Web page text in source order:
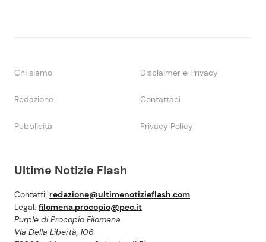
Ultime Notizie Flash
Contatti: redazione@ultimenotizieflash.com
Legal: filomena.procopio@pec.it
Purple di Procopio Filomena
Via Della Libertà, 106
Chi siamo Disclaimer e Privacy
Redazione Contattaci
Pubblicità Privacy Policy